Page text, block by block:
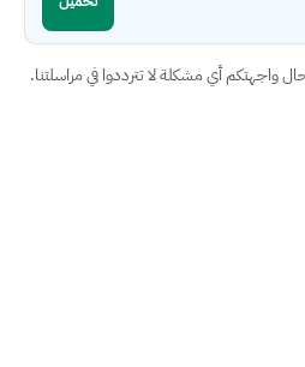
واجهتكم أي مشكلة لا تترددوا في مراسلتنا.